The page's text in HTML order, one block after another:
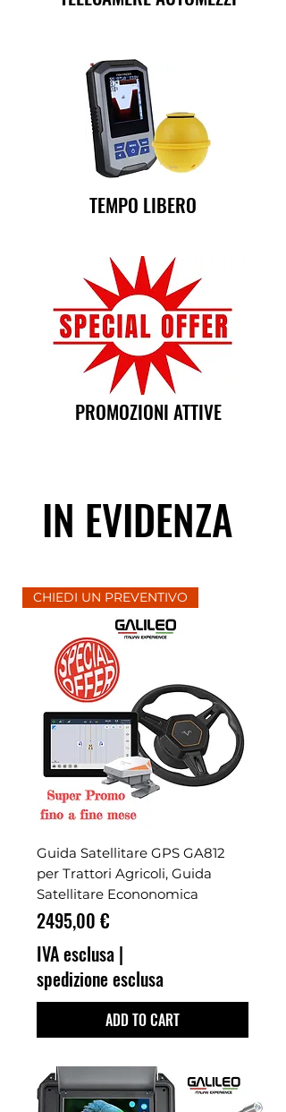
TEMPO LIBERO
PROMOZIONI ATTIVE
IN EVIDENZA
CHIEDI UN PREVENTIVO
Guida Satellitare GPS GA812
per Trattori Agricoli, Guida
Satellitare Econonomica
Prezzo
2495,00 €
IVA esclusa |
spedizione esclusa
ADD TO CART